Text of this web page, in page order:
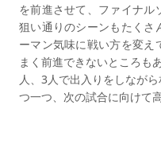
を前進させて、ファイナル
狙い通りのシーンもたくさ
ーマン気味に戦い方を変え
まく前進できないところも
人、3人で出入りをしなが
つ一つ、次の試合に向けて